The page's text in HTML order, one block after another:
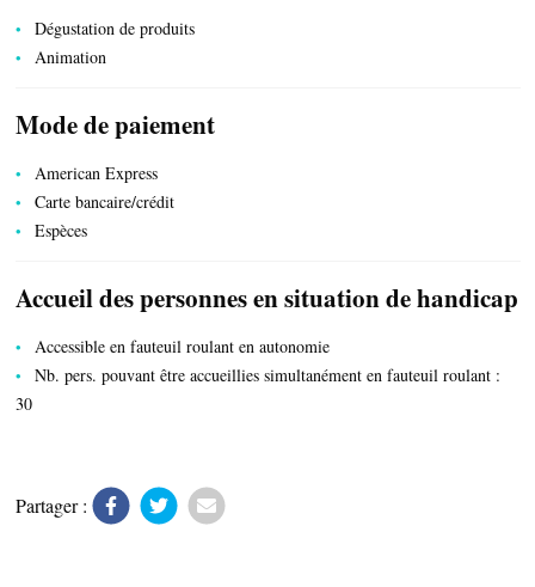
ACTIVITÉS
Dégustation de produits
Animation
Mode de paiement
American Express
Carte bancaire/crédit
Espèces
Accueil des personnes en situation de handicap
Accessible en fauteuil roulant en autonomie
Nb. pers. pouvant être accueillies simultanément en fauteuil roulant :
30
Partager :